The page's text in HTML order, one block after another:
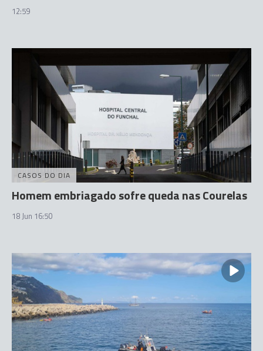
12:59
CASOS DO DIA
Homem embriagado sofre queda nas Courelas
18 Jun 16:50